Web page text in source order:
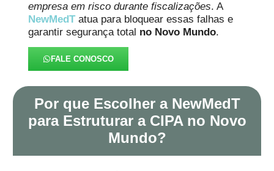
empresa em risco durante fiscalizações. A
NewMedT atua para bloquear essas falhas e
garantir segurança total no Novo Mundo.
FALE CONOSCO
Por que Escolher a NewMedT
para Estruturar a CIPA no Novo
Mundo?